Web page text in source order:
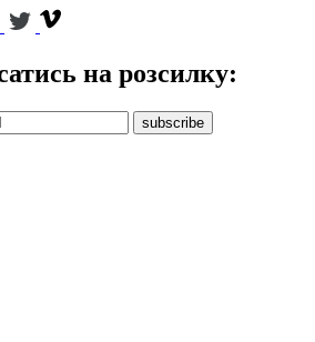
на розсилку:
subscribe